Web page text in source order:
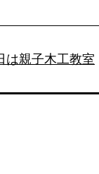
は親子木工教室